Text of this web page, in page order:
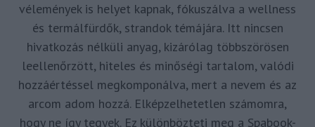
vélemények is helyet kapnak, fókuszálva a wellness
és termálfürdők, strandok témájára. Itt nincsen
hivatkozás nélküli anyag, kizárólag többszörösen
leellenőrzött, hiteles és minőségi tartalom, valódi
hozzáértéssel megkomponálva, mert a nevem és az
arcom adom hozzá. Elképzelhetetlen számomra,
hogy ne így tegyek. Ez különbözteti meg a Spabook-